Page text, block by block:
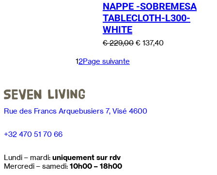
NAPPE -SOBREMESA
TABLECLOTH-L300-
WHITE
€229,00 Le
€ 137,40Le
12Page suivante
Rue des Francs Arquebusiers 7, Visé 4600
+32 470 51 70 66
Lundi – mardi: uniquement sur rdv
Mercredi – samedi: 10h00 – 18h00